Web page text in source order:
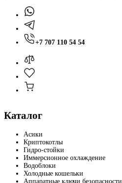
+7 707 110 54 54
Каталог
Асики
Криптокотлы
Гидро-стойки
Иммерсионное охлаждение
Водоблоки
Холодные кошельки
Аппаратные ключи безопасности